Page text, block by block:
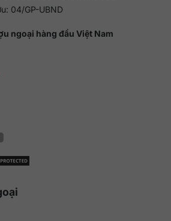
04/GP-UBND
ngoại hàng đầu Việt Nam